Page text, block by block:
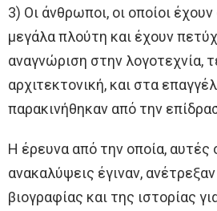
3) Οι άνθρωποι, οι οποίοι
μεγάλα πλούτη και έχουν
αναγνώριση στην λογοτεχνία,
αρχιτεκτονική, και στα
παρακινήθηκαν από την
Η έρευνα από την οποία, αυτές
ανακαλύψεις έγιναν,
βιογραφίας και της ιστορίας